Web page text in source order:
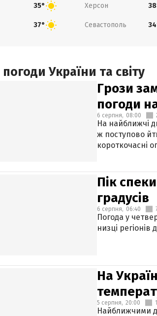
35° Херсон
37° Севастополь
України та світу
Грози
погоди
6 серпня, 08:00
На найближчі
ж поступово
короткочасні
Пік
градусів
6 серпня, 06:40
Погода у
низці регіонів
На
5 серпня, 20:00
Найближчими